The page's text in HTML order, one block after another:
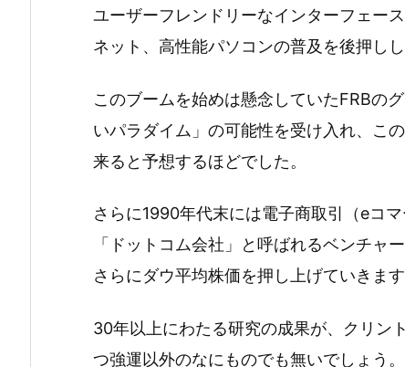
ユーザーフレンドリーなインターフェー
ネット、高性能パソコンの普及を後押しし
このブームを始めは懸念していたFRBの
いパラダイム」の可能性を受け入れ、こ
来ると予想するほどでした。
さらに1990年代末には電子商取引（eコ
「ドットコム会社」と呼ばれるベンチャ
さらにダウ平均株価を押し上げていきます
30年以上にわたる研究の成果が、クリン
つ強運以外のなにものでも無いでしょう。